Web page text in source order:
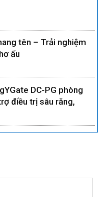
tên – Trải nghiệm
ấu
DC-PG phòng
điều trị sâu răng,